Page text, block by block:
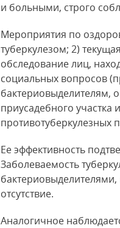
и больными, строго
Мероприятия по
туберкулезом; 2)
обследование лиц,
социальных вопросов
бактериовыделителям,
приусадебного
противотуберкулезных
Ее эффективность
Заболеваемость
отсутствие.
Аналогичное